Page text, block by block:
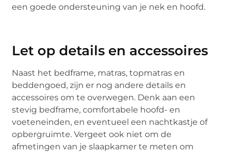
een goede ondersteuning van je nek en hoofd.
Let op details en accessoires
Naast het bedframe, matras, topmatras en
beddengoed, zijn er nog andere details en
accessoires om te overwegen. Denk aan een
stevig bedframe, comfortabele hoofd- en
voeteneinden, en eventueel een nachtkastje of
opbergruimte. Vergeet ook niet om de
afmetingen van je slaapkamer te meten om